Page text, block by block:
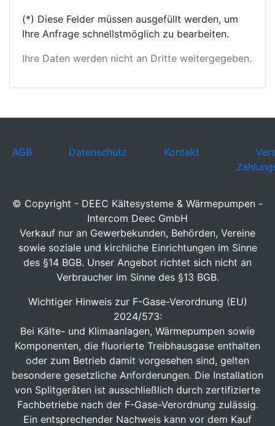
(*) Diese Felder müssen ausgefüllt werden, um
Ihre Anfrage schnellstmöglich zu bearbeiten.
Ihre Daten werden nicht an Dritte weitergegeben.
AGB Datenschutz Kontakt
© Copyright - DEEC Kältesysteme & Wärmepumpen -
Intercom Deec GmbH
Verkauf nur an Gewerbekunden, Behörden, Vereine
sowie soziale und kirchliche Einrichtungen im Sinne
des §14 BGB. Unser Angebot richtet sich nicht an
Verbraucher im Sinne des §13 BGB.
Wichtiger Hinweis zur F-Gase-Verordnung (EU)
2024/573:
Bei Kälte- und Klimaanlagen, Wärmepumpen sowie
Komponenten, die fluorierte Treibhausgase enthalten
oder zum Betrieb damit vorgesehen sind, gelten
besondere gesetzliche Anforderungen. Die Installation
von Splitgeräten ist ausschließlich durch zertifizierte
Fachbetriebe nach der F-Gase-Verordnung zulässig.
Ein entsprechender Nachweis kann vor dem Kauf